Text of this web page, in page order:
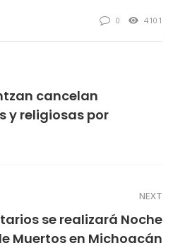
0 4101
cancelan
y religiosas por
NEXT
se realizará Noche
Muertos en Michoacán